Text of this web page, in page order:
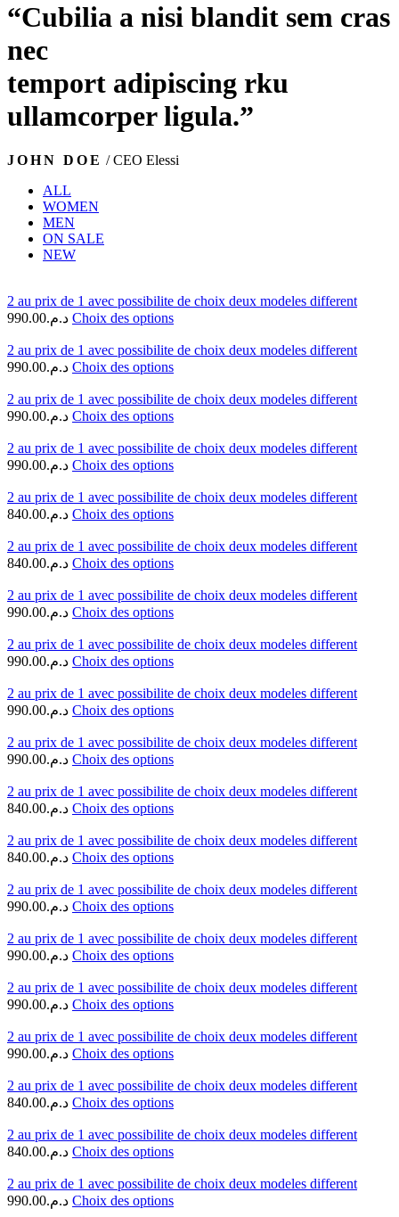
“Cubilia a nisi blandit sem cras
nec
temport adipiscing rku
ullamcorper ligula.”
JOHN DOE / CEO Elessi
ALL
WOMEN
MEN
ON SALE
NEW
2 au prix de 1 avec possibilite de choix deux modeles different
د.م.990.00 Choix des options
2 au prix de 1 avec possibilite de choix deux modeles different
د.م.990.00 Choix des options
2 au prix de 1 avec possibilite de choix deux modeles different
د.م.990.00 Choix des options
2 au prix de 1 avec possibilite de choix deux modeles different
د.م.990.00 Choix des options
2 au prix de 1 avec possibilite de choix deux modeles different
د.م.840.00 Choix des options
2 au prix de 1 avec possibilite de choix deux modeles different
د.م.840.00 Choix des options
2 au prix de 1 avec possibilite de choix deux modeles different
د.م.990.00 Choix des options
2 au prix de 1 avec possibilite de choix deux modeles different
د.م.990.00 Choix des options
2 au prix de 1 avec possibilite de choix deux modeles different
د.م.990.00 Choix des options
2 au prix de 1 avec possibilite de choix deux modeles different
د.م.990.00 Choix des options
2 au prix de 1 avec possibilite de choix deux modeles different
د.م.840.00 Choix des options
2 au prix de 1 avec possibilite de choix deux modeles different
د.م.840.00 Choix des options
2 au prix de 1 avec possibilite de choix deux modeles different
د.م.990.00 Choix des options
2 au prix de 1 avec possibilite de choix deux modeles different
د.م.990.00 Choix des options
2 au prix de 1 avec possibilite de choix deux modeles different
د.م.990.00 Choix des options
2 au prix de 1 avec possibilite de choix deux modeles different
د.م.990.00 Choix des options
2 au prix de 1 avec possibilite de choix deux modeles different
د.م.840.00 Choix des options
2 au prix de 1 avec possibilite de choix deux modeles different
د.م.840.00 Choix des options
2 au prix de 1 avec possibilite de choix deux modeles different
د.م.990.00 Choix des options